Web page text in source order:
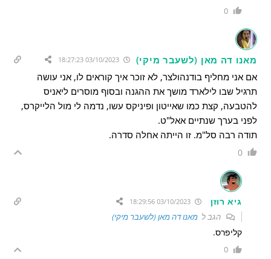
0
מאנו דה מאן (לשעבר מיקי) 03/10/2023 18:27:23
אם אני מחליף בודנהולצר, לא זוכר איך קוראים לו, אני עושה
תרגיל שבו לילארד מושך את ההגנה ובסוף מוסרים ליאניס
להטבעה, קצת כמו שאייטון ופיניקס עשו, נדמה לי מול הלייקרס,
לפני בערך שנתיים אאל"ט.
תודה רבה סל"מ. זו הייתה אחלה סדרה.
0
גיא רוזן 03/10/2023 18:29:56
הגב למאנו דה מאן (לשעבר מיקי)
קליפרס.
0